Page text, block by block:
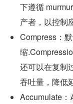
下遵循
产者，以控制
Compress：
缩
还可以在复制
吞吐量，降低
Accumulate：